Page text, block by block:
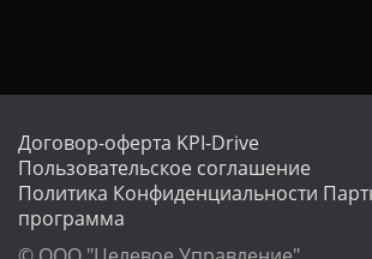
Договор-оферта KPI-Drive
Пользовательское соглашение
Политика Конфиденциальности
программа